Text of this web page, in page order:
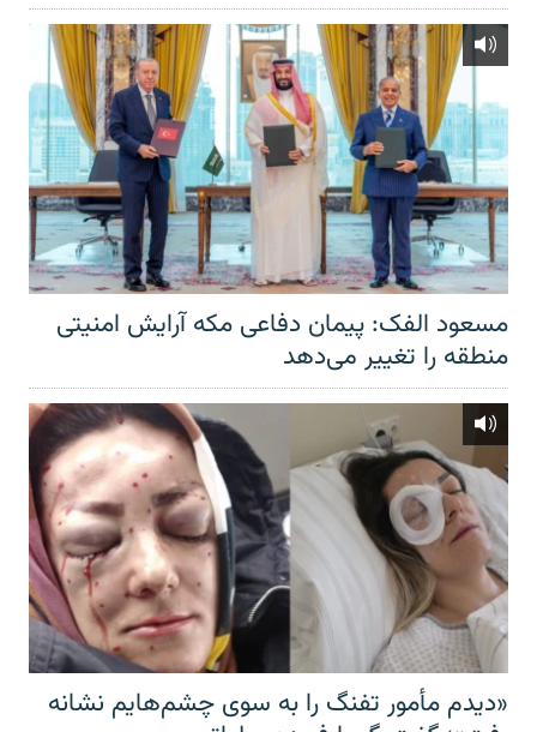
مسعود الفک: پیمان دفاعی مکه آرایش امنیتی
منطقه را تغییر می‌دهد
«دیدم مأمور تفنگ را به سوی چشم‌هایم نشانه